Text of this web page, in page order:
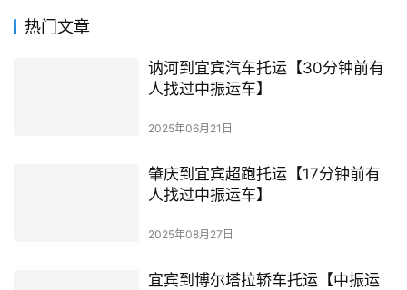
热门文章
讷河到宜宾汽车托运【30分钟前有
人找过中振运车】
2025年06月21日
肇庆到宜宾超跑托运【17分钟前有
人找过中振运车】
2025年08月27日
宜宾到博尔塔拉轿车托运【中振运